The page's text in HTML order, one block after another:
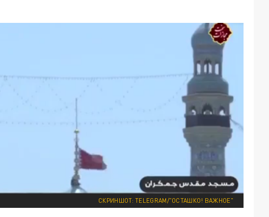
СКРИНШОТ: TELEGRAM/"ОСТАШКО! ВАЖНОЕ"